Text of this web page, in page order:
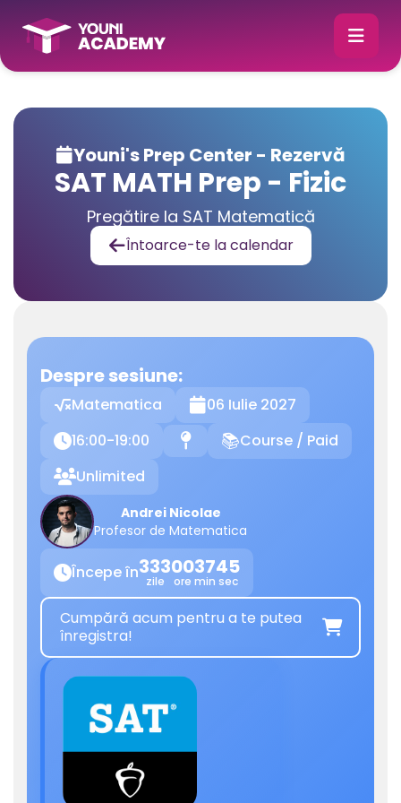
Youni's Prep Center - Rezervă
SAT MATH Prep - Fizic
Pregătire la SAT Matematică
Întoarce-te la calendar
Despre sesiune:
Matematica 06 Iulie 2027
16:00-19:00 📍 📚Course / Paid
Unlimited
Andrei Nicolae
Profesor de Matematica
Începe în333
zile
00
ore
37
min
45
sec
Cumpără acum pentru a te putea
înregistra!
